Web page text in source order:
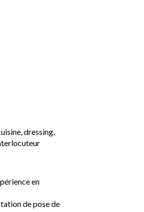
dressing,
en
de pose de